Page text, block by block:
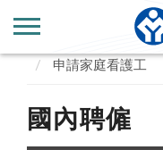
便民服務
申請家庭看護工
國內聘僱